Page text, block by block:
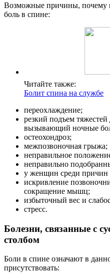
Возможные причины, почему
боль в спине:
Читайте также:
Болит спина на службе
переохлаждение;
резкий подъем
вызывающий ночные
остеохондроз;
межпозвоночная грыжа;
неправильное
неправильно
у женщин среди причин
искривление
сокращение мышц;
избыточный вес и
стресс.
Болезни, связанные с
столбом
Боли в спине означают в
присутствовать: